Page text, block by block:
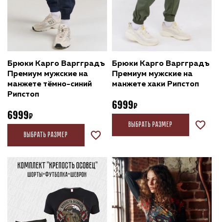
Брюки Карго Варгградъ
Премиум мужские на
манжете тёмно-синий
Рипстоп
6999
Выбрать размер
Брюки Карго Варгградъ
Премиум мужские на
манжете хаки Рипстоп
6999
Выбрать размер